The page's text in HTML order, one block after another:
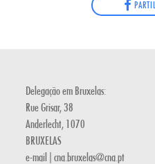
Delegação em Bruxelas:
Rue Grisar, 38
Anderlecht, 1070
BRUXELAS
e-mail | cna.bruxelas@cna.pt